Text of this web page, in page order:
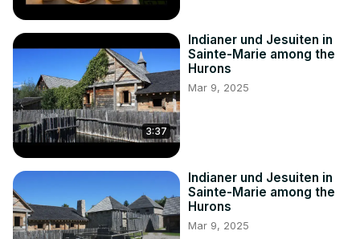
3:37
Indianer und Jesuiten in
Sainte-Marie among the
Hurons
Mar 9, 2025
Indianer und Jesuiten in
Sainte-Marie among the
Hurons
Mar 9, 2025